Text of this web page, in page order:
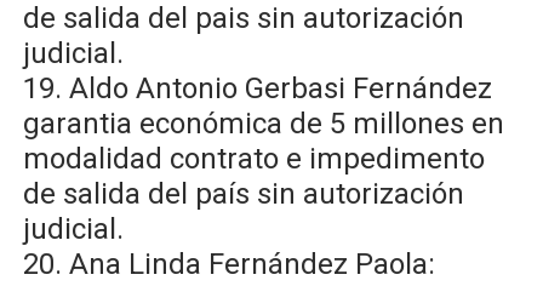
de salida del pais sin autorización
judicial.
19. Aldo Antonio Gerbasi Fernández
garantia económica de 5 millones en
modalidad contrato e impedimento
de salida del país sin autorización
judicial.
20. Ana Linda Fernández Paola: